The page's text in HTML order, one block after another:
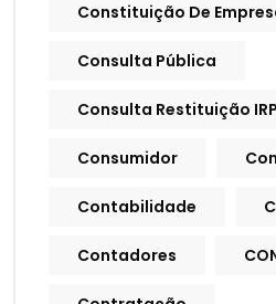
Constituição De
Consulta Pública
Consulta Restituição
Consumidor
Contabilidade
Contadores